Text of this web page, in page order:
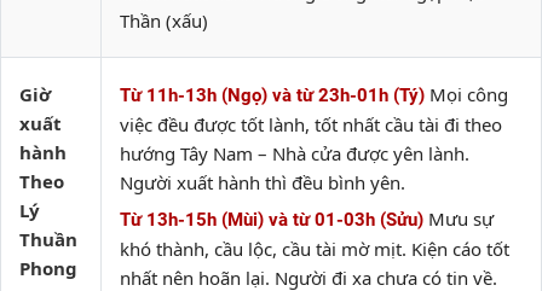
Thần (xấu)
Giờ
xuất
hành
Theo
Lý
Thuần
Phong
Từ 11h-13h (Ngọ) và từ 23h-01h (Tý) Mọi công
việc đều được tốt lành, tốt nhất cầu tài đi theo
hướng Tây Nam – Nhà cửa được yên lành.
Người xuất hành thì đều bình yên.
Từ 13h-15h (Mùi) và từ 01-03h (Sửu) Mưu sự
khó thành, cầu lộc, cầu tài mờ mịt. Kiện cáo tốt
nhất nên hoãn lại. Người đi xa chưa có tin về.